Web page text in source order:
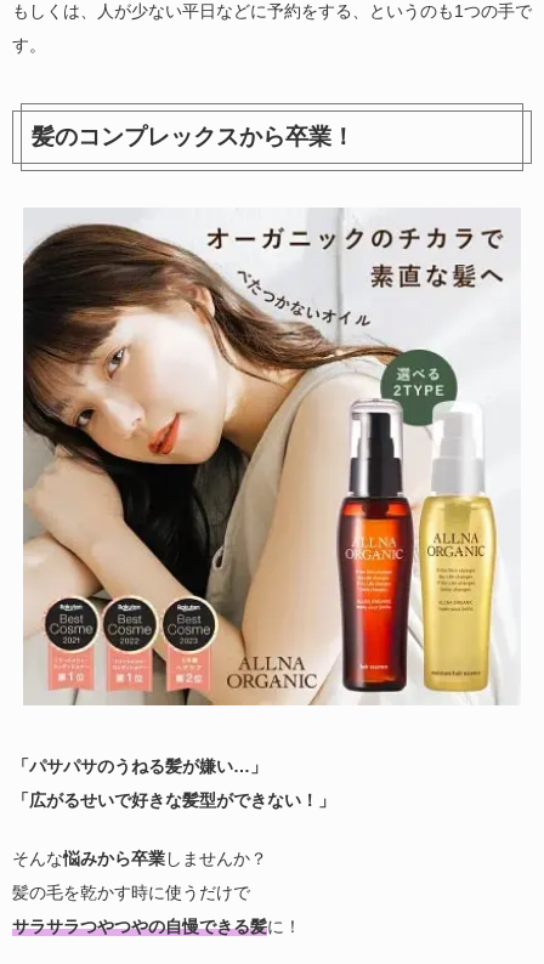
もしくは、人が少ない平日などに予約をする、というのも1つの手で
す。
髪のコンプレックスから卒業！
「パサパサのうねる髪が嫌い…」
「広がるせいで好きな髪型ができない！」
そんな悩みから卒業しませんか？
髪の毛を乾かす時に使うだけで
サラサラつやつやの自慢できる髪に！